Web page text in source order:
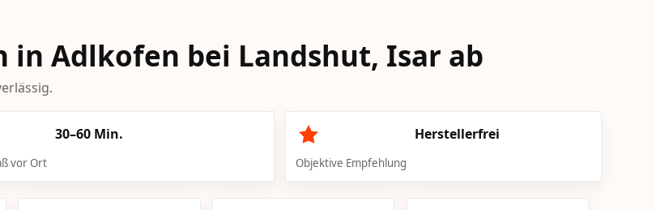
in Adlkofen bei Landshut, Isar ab
30–60 Min.
vor Ort
Herstellerfrei
Objektive Empfehlung